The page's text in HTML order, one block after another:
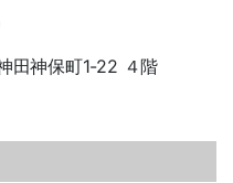
田神保町1-22 ４階